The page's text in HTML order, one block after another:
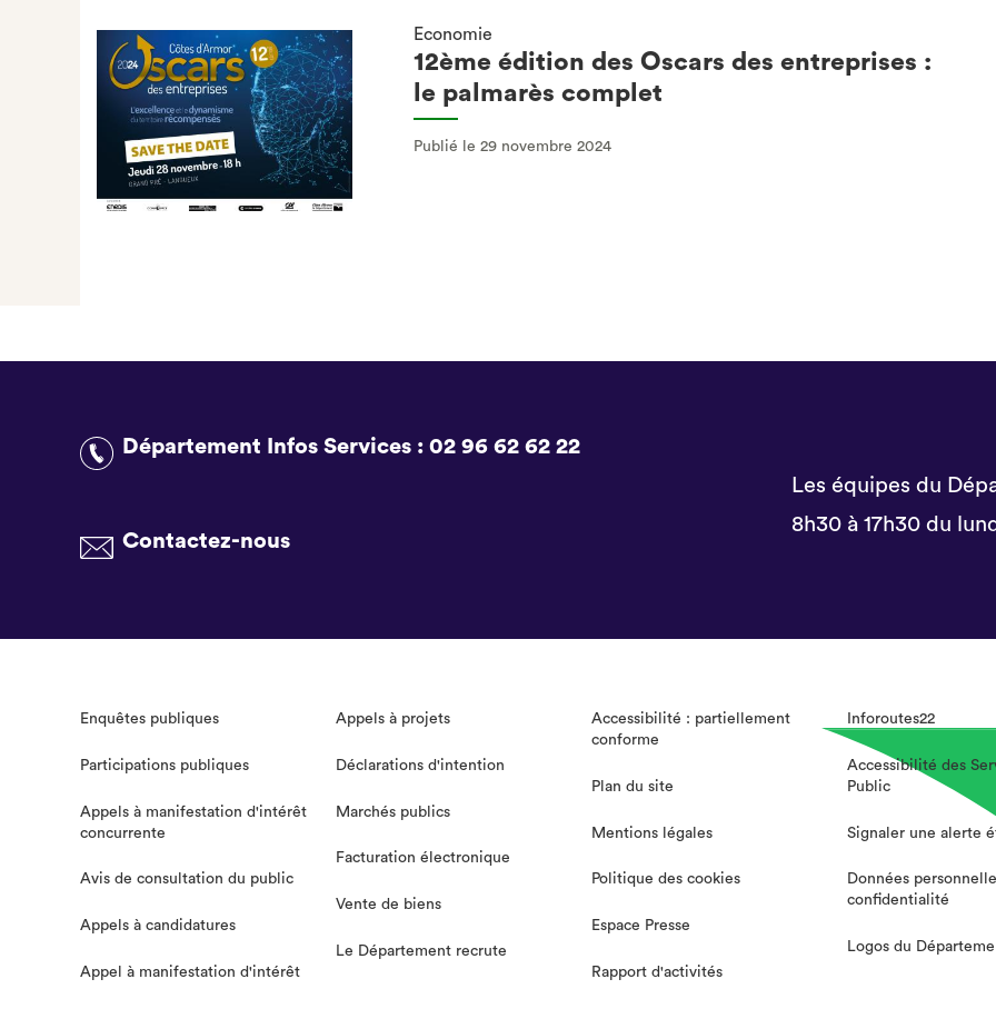
Economie
12ème édition des Oscars des entreprises :
le palmarès complet
Publié le 29 novembre 2024
Département Infos Services : 02 96 62 62 22
Contactez-nous
Les équipes du
8h30 à 17h30 du
Enquêtes publiques
Participations publiques
Appels à manifestation d'intérêt
concurrente
Avis de consultation du public
Appels à candidatures
Appel à manifestation d'intérêt
Appels à projets
Déclarations d'intention
Marchés publics
Facturation électronique
Vente de biens
Le Département recrute
Accessibilité : partiellement
conforme
Plan du site
Mentions légales
Politique des cookies
Espace Presse
Rapport d'activités
Inforoutes22
Accessibilité des
Public
Signaler une alerte
Données
confidentialité
Logos du